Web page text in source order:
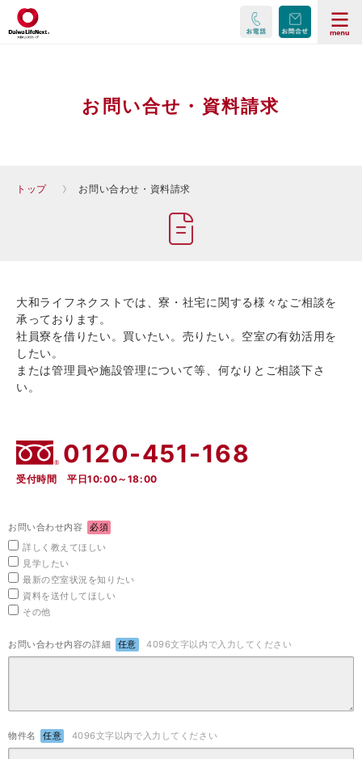
お問い合せ・資料請求
トップ お問い合わせ・資料請求
大和ライフネクストでは、寮・社宅に関する様々なご相談を
承っております。
社員寮を借りたい。買いたい。売りたい。空室の有効活用を
したい。
または管理員や施設管理について等、何なりとご相談下さ
い。
0120-451-168
受付時間 平日10:00～18:00
お問い合わせ内容
必須
詳しく教えてほしい
見学したい
最新の空室状況を知りたい
資料を送付してほしい
その他
お問い合わせ内容の詳細 任意 4096文字以内で入力してください
物件名 任意 4096文字以内で入力してください